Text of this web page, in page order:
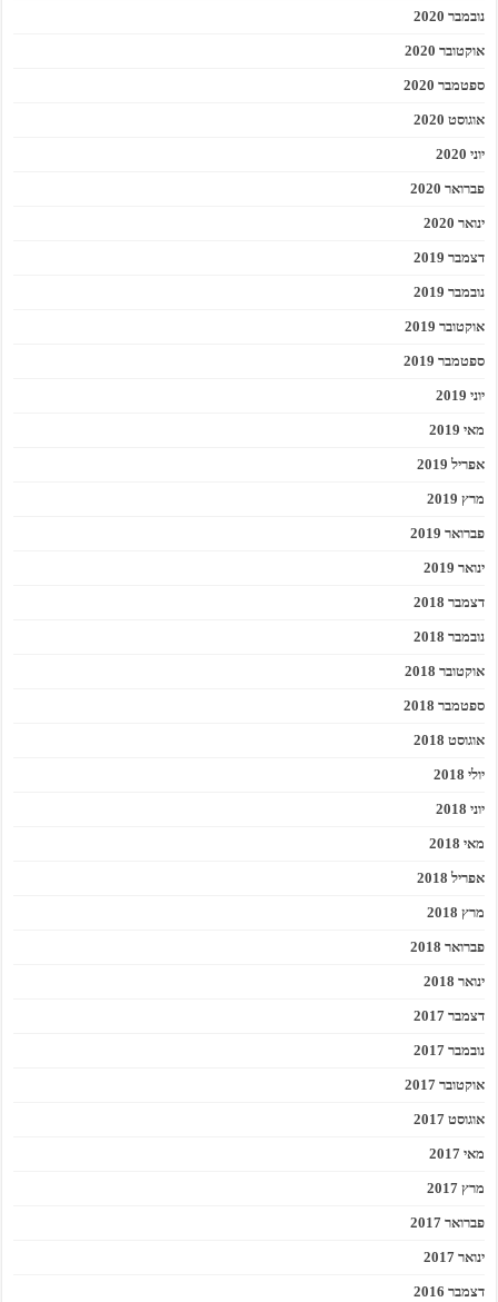
נובמבר 2020
אוקטובר 2020
ספטמבר 2020
אוגוסט 2020
יוני 2020
פברואר 2020
ינואר 2020
דצמבר 2019
נובמבר 2019
אוקטובר 2019
ספטמבר 2019
יוני 2019
מאי 2019
אפריל 2019
מרץ 2019
פברואר 2019
ינואר 2019
דצמבר 2018
נובמבר 2018
אוקטובר 2018
ספטמבר 2018
אוגוסט 2018
יולי 2018
יוני 2018
מאי 2018
אפריל 2018
מרץ 2018
פברואר 2018
ינואר 2018
דצמבר 2017
נובמבר 2017
אוקטובר 2017
אוגוסט 2017
מאי 2017
מרץ 2017
פברואר 2017
ינואר 2017
דצמבר 2016